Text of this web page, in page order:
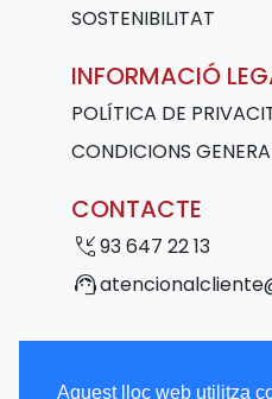
Aquest lloc web utilitza
SOSTENIBILITAT
INFORMACIÓ
POLÍTICA DE
CONDICIONS
CONTACTE
phone_callback93 647 22 13
support_agent